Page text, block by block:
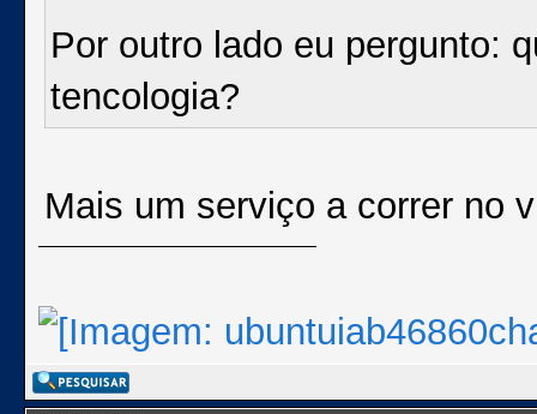
Por outro lado eu pergunto:
tencologia?
Mais um serviço a correr no